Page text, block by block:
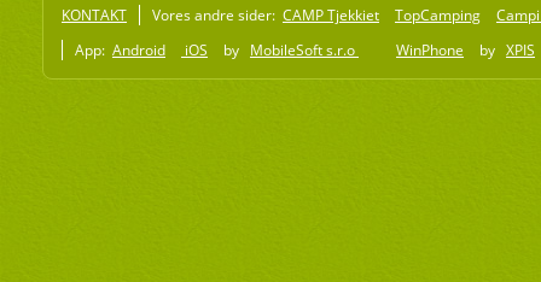
KONTAKT Vores andre sider: CAMP Tjekkiet TopCamping
App: Android iOS by MobileSoft s.r.o WinPhone by XPIS